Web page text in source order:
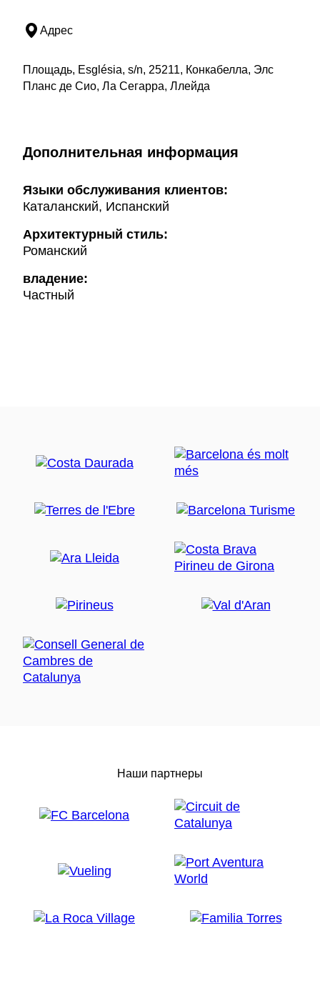
Адрес
Площадь, Església, s/n, 25211, Конкабелла, Элс
Планс де Сио, Ла Сегарра, Ллейда
Дополнительная информация
Языки обслуживания клиентов:
Каталанский, Испанский
Архитектурный стиль:
Романский
владение:
Частный
Наши партнеры